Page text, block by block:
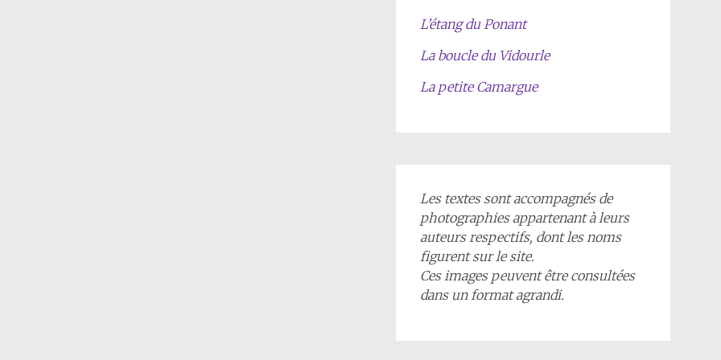
L’étang du Ponant
La boucle du Vidourle
La petite Camargue
Les textes sont accompagnés de
photographies appartenant à leurs
auteurs respectifs, dont les noms
figurent sur le site.
Ces images peuvent être consultées
dans un format agrandi.